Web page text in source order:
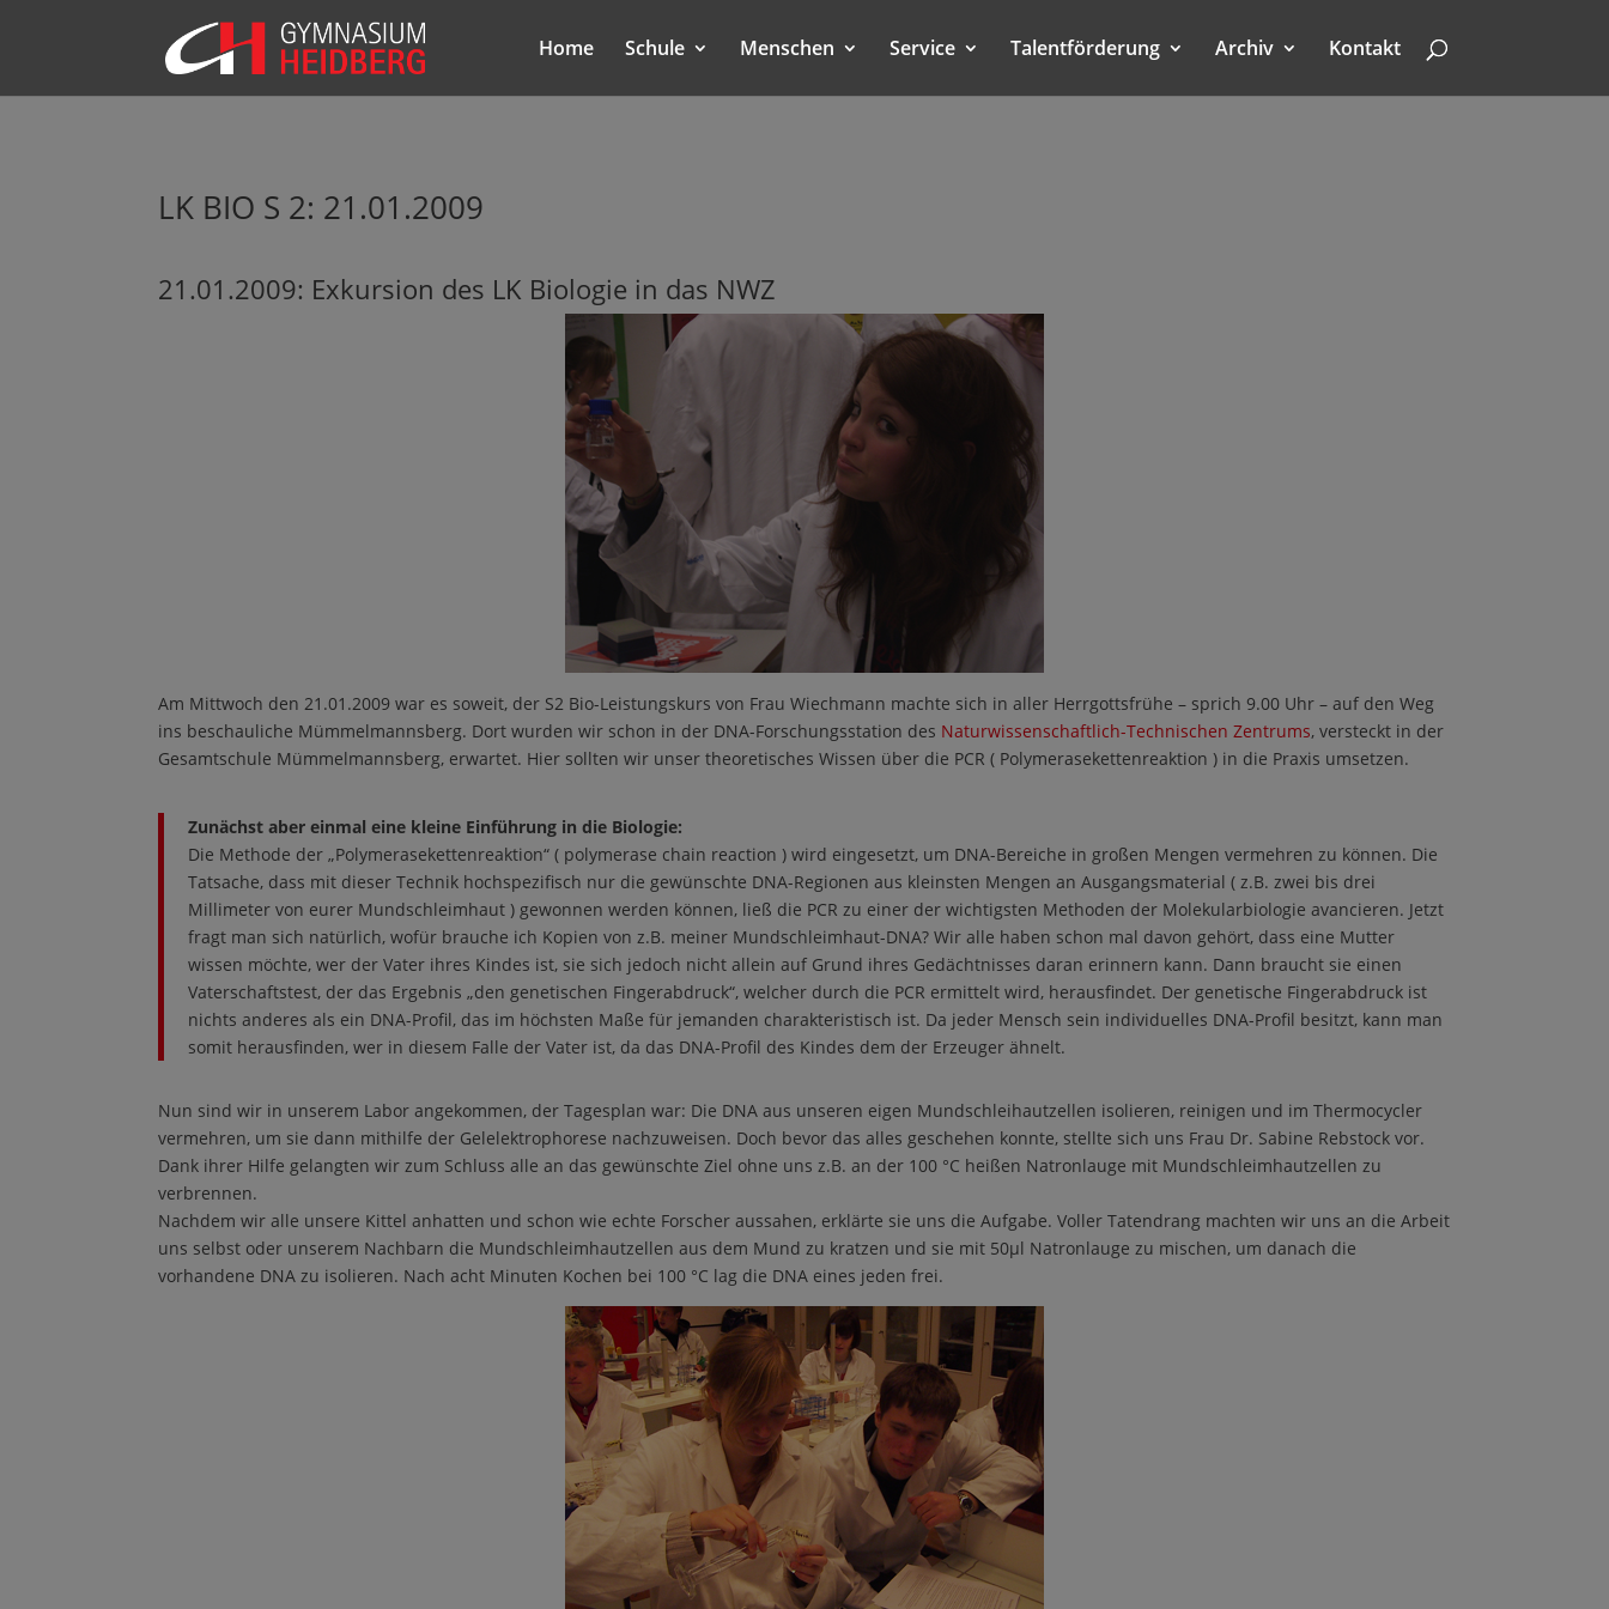
Home Schule Menschen Service Talentförderung Archiv Kontakt
LK BIO S 2: 21.01.2009
21.01.2009: Exkursion des LK Biologie in das NWZ
Am Mittwoch den 21.01.2009 war es soweit, der S2 Bio-Leistungskurs von Frau Wiechmann machte sich in aller Herrgottsfrühe – sprich 9.00 Uhr – auf den Weg
ins beschauliche Mümmelmannsberg. Dort wurden wir schon in der DNA-Forschungsstation des Naturwissenschaftlich-Technischen Zentrums, versteckt in der
Gesamtschule Mümmelmannsberg, erwartet. Hier sollten wir unser theoretisches Wissen über die PCR ( Polymerasekettenreaktion ) in die Praxis umsetzen.
Zunächst aber einmal eine kleine Einführung in die Biologie:
Die Methode der „Polymerasekettenreaktion“ ( polymerase chain reaction ) wird eingesetzt, um DNA-Bereiche in großen Mengen vermehren zu können. Die
Tatsache, dass mit dieser Technik hochspezifisch nur die gewünschte DNA-Regionen aus kleinsten Mengen an Ausgangsmaterial ( z.B. zwei bis drei
Millimeter von eurer Mundschleimhaut ) gewonnen werden können, ließ die PCR zu einer der wichtigsten Methoden der Molekularbiologie avancieren. Jetzt
fragt man sich natürlich, wofür brauche ich Kopien von z.B. meiner Mundschleimhaut-DNA? Wir alle haben schon mal davon gehört, dass eine Mutter
wissen möchte, wer der Vater ihres Kindes ist, sie sich jedoch nicht allein auf Grund ihres Gedächtnisses daran erinnern kann. Dann braucht sie einen
Vaterschaftstest, der das Ergebnis „den genetischen Fingerabdruck“, welcher durch die PCR ermittelt wird, herausfindet. Der genetische Fingerabdruck ist
nichts anderes als ein DNA-Profil, das im höchsten Maße für jemanden charakteristisch ist. Da jeder Mensch sein individuelles DNA-Profil besitzt, kann man
somit herausfinden, wer in diesem Falle der Vater ist, da das DNA-Profil des Kindes dem der Erzeuger ähnelt.
Nun sind wir in unserem Labor angekommen, der Tagesplan war: Die DNA aus unseren eigen Mundschleihautzellen isolieren, reinigen und im Thermocycler
vermehren, um sie dann mithilfe der Gelelektrophorese nachzuweisen. Doch bevor das alles geschehen konnte, stellte sich uns Frau Dr. Sabine Rebstock vor.
Dank ihrer Hilfe gelangten wir zum Schluss alle an das gewünschte Ziel ohne uns z.B. an der 100 °C heißen Natronlauge mit Mundschleimhautzellen zu
verbrennen.
Nachdem wir alle unsere Kittel anhatten und schon wie echte Forscher aussahen, erklärte sie uns die Aufgabe. Voller Tatendrang machten wir uns an die Arbeit
uns selbst oder unserem Nachbarn die Mundschleimhautzellen aus dem Mund zu kratzen und sie mit 50µl Natronlauge zu mischen, um danach die
vorhandene DNA zu isolieren. Nach acht Minuten Kochen bei 100 °C lag die DNA eines jeden frei.